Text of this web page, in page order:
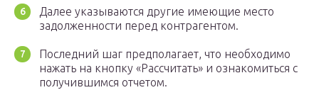
Далее указываются другие имеющие место
задолженности перед контрагентом.
Последний шаг предполагает, что необходимо
нажать на кнопку «Рассчитать» и ознакомиться с
получившимся отчетом.